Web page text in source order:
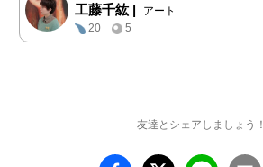
工藤千紘|
アート
20
5
友達とシェアしましょう！